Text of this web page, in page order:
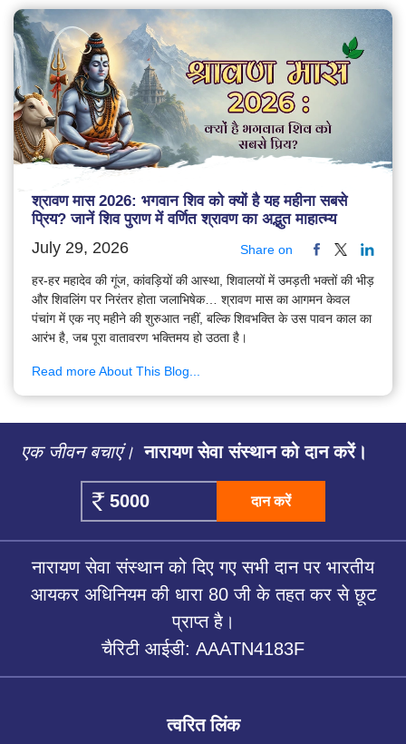
श्रावण मास 2026: भगवान शिव को क्यों है यह महीना सबसे
प्रिय? जानें शिव पुराण में वर्णित श्रावण का अद्भुत माहात्म्य
July 29, 2026 Share on
हर-हर महादेव की गूंज, कांवड़ियों की आस्था, शिवालयों में उमड़ती भक्तों की भीड़
और शिवलिंग पर निरंतर होता जलाभिषेक… श्रावण मास का आगमन केवल
पंचांग में एक नए महीने की शुरुआत नहीं, बल्कि शिवभक्ति के उस पावन काल का
आरंभ है, जब पूरा वातावरण भक्तिमय हो उठता है।
Read more About This Blog...
एक जीवन बचाएं। नारायण सेवा संस्थान को दान करें।
दान करें
नारायण सेवा संस्थान को दिए गए सभी दान पर भारतीय
आयकर अधिनियम की धारा 80 जी के तहत कर से छूट
प्राप्त है।
चैरिटी आईडी: AAATN4183F
त्वरित लिंक